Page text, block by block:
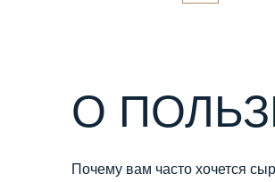
О
Почему вам часто хочется